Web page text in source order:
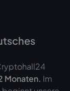
Monaten. Im